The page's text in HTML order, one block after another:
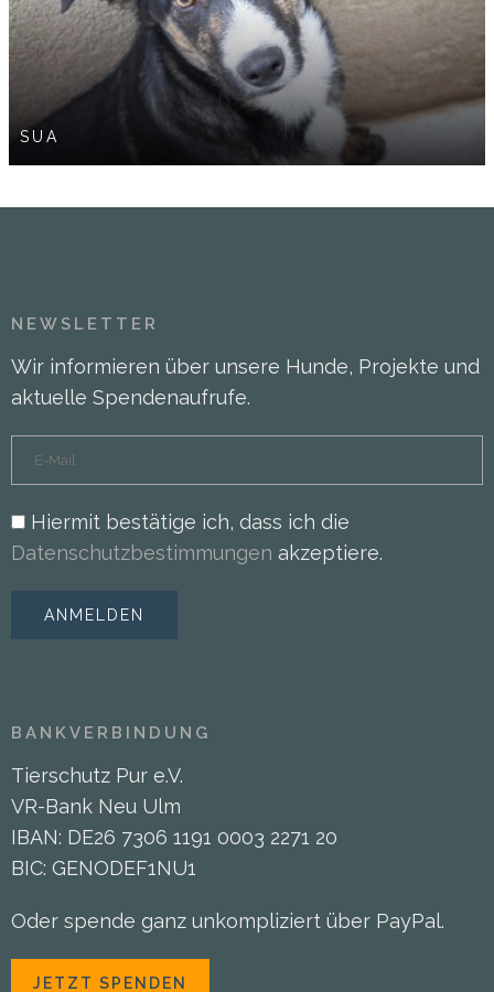
SUA
NEWSLETTER
Wir informieren über unsere Hunde, Projekte und
aktuelle Spendenaufrufe.
Hiermit bestätige ich, dass ich die
Datenschutzbestimmungen akzeptiere.
BANKVERBINDUNG
Tierschutz Pur e.V.
VR-Bank Neu Ulm
IBAN: DE26 7306 1191 0003 2271 20
BIC: GENODEF1NU1
Oder spende ganz unkompliziert über PayPal.
JETZT SPENDEN